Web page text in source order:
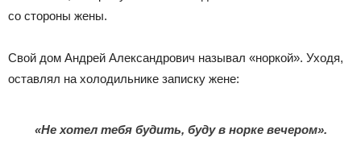
со стороны жены.
Свой дом Андрей Александрович называл «норкой». Уходя,
оставлял на холодильнике записку жене:
«Не хотел тебя будить, буду в норке вечером».